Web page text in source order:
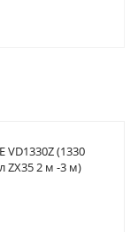
VD1330Z (1330
ZX35 2 м -3 м)